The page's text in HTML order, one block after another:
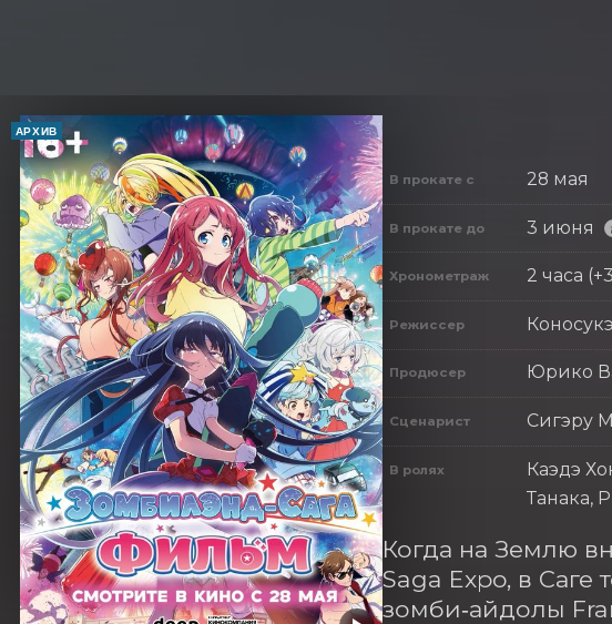
АРХИВ
В прокате с 28 мая
В прокате до 3 июня
Хронометраж 2 часа
Режиссер
Продюсер Юрико
Сценарист Сигэру
В ролях
Каэдэ
Танака,
Когда на Землю
Saga Expo, в
зомби‑айдолы